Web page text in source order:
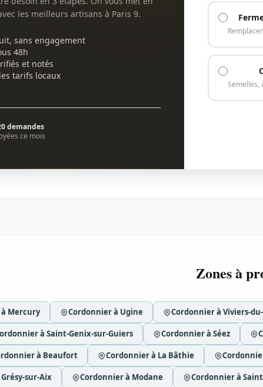
les meilleurs artisans à Paris 9.
sans engagement
48h
et notés
tarifs locaux
demandes
ce mois
Semelles,
Zones à
Mercury Cordonnier à Ugine Cordonnier à Viviers-
à Saint-Genix-sur-Guiers Cordonnier à Séez
à Beaufort Cordonnier à La Bâthie
sur-Aix Cordonnier à Modane Cordonnier à